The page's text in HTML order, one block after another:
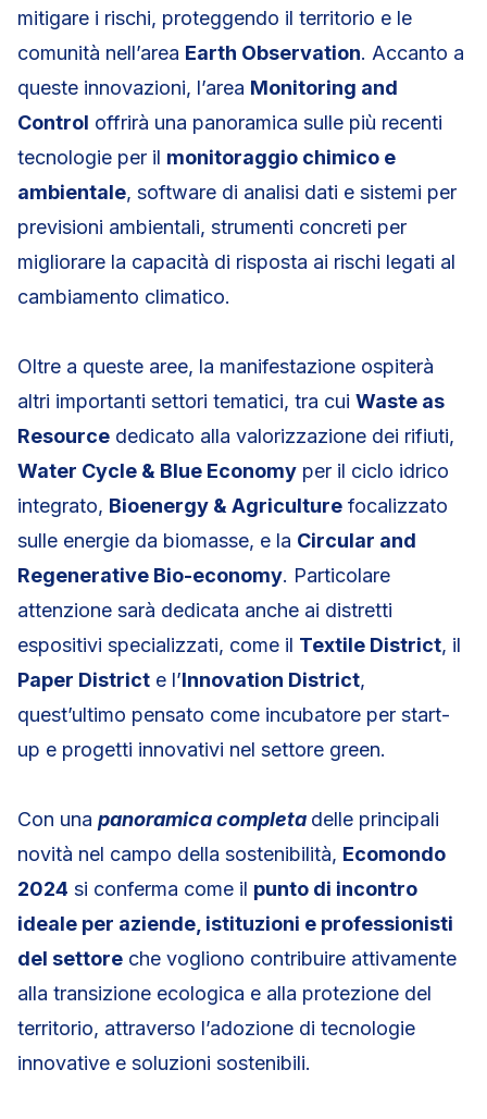
mitigare i rischi, proteggendo il territorio e le
comunità nell’area Earth Observation. Accanto a
queste innovazioni, l’area Monitoring and
Control offrirà una panoramica sulle più recenti
tecnologie per il monitoraggio chimico e
ambientale, software di analisi dati e sistemi per
previsioni ambientali, strumenti concreti per
migliorare la capacità di risposta ai rischi legati al
cambiamento climatico.
Oltre a queste aree, la manifestazione ospiterà
altri importanti settori tematici, tra cui Waste as
Resource dedicato alla valorizzazione dei rifiuti,
Water Cycle & Blue Economy per il ciclo idrico
integrato, Bioenergy & Agriculture focalizzato
sulle energie da biomasse, e la Circular and
Regenerative Bio-economy. Particolare
attenzione sarà dedicata anche ai distretti
espositivi specializzati, come il Textile District, il
Paper District e l’Innovation District,
quest’ultimo pensato come incubatore per start-
up e progetti innovativi nel settore green.
Con una panoramica completa delle principali
novità nel campo della sostenibilità, Ecomondo
2024 si conferma come il punto di incontro
ideale per aziende, istituzioni e professionisti
del settore che vogliono contribuire attivamente
alla transizione ecologica e alla protezione del
territorio, attraverso l’adozione di tecnologie
innovative e soluzioni sostenibili.